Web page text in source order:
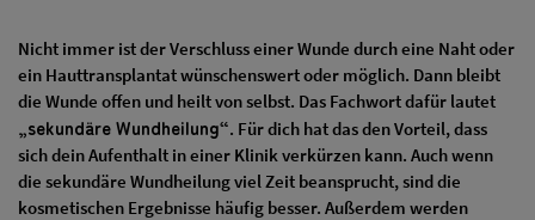
Nicht immer ist der Verschluss einer Wunde durch eine Naht oder
ein Hauttransplantat wünschenswert oder möglich. Dann bleibt
die Wunde offen und heilt von selbst. Das Fachwort dafür lautet
„sekundäre Wundheilung“. Für dich hat das den Vorteil, dass
sich dein Aufenthalt in einer Klinik verkürzen kann. Auch wenn
die sekundäre Wundheilung viel Zeit beansprucht, sind die
kosmetischen Ergebnisse häufig besser. Außerdem werden